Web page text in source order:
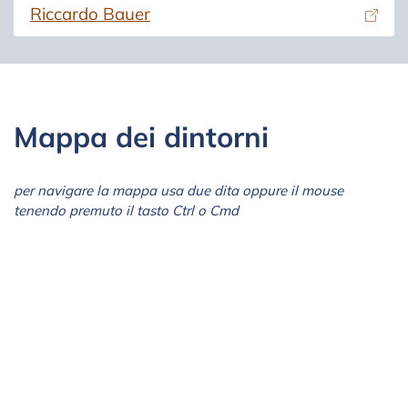
Riccardo Bauer
(si apre in una nuova scheda)
Mappa dei dintorni
per navigare la mappa usa due dita oppure il mouse
tenendo premuto il tasto Ctrl o Cmd